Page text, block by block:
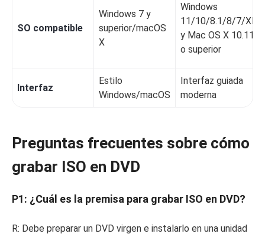
SO compatible
Windows 7 y
superior/macOS
X
Windows
11/10/8.1/8/7/XP
y Mac OS X 10.11
o superior
Interfaz
Estilo
Windows/macOS
Interfaz guiada
moderna
Preguntas frecuentes sobre cómo
grabar ISO en DVD
P1: ¿Cuál es la premisa para grabar ISO en DVD?
R: Debe preparar un DVD virgen e instalarlo en una unidad